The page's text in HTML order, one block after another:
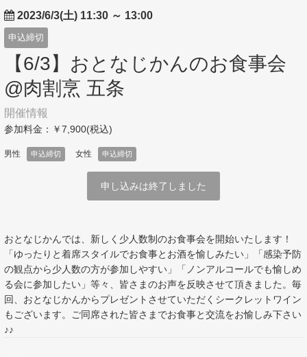
2023/6/3(土) 11:30 ～ 13:00
申込締切
【6/3】おとなじかんのお食事会
@肉割烹 五条
開催情報
参加料金：￥7,900(税込)
男性 申込締切 女性 申込締切
申し込みは終了しました
おとなじかんでは、新しく少人数制のお食事会を開始いたします！
「ゆったりと着席スタイルでお食事とお酒を愉しみたい」「感染予防
の観点から少人数の方が参加しやすい」「ノンアルコールでも愉しめ
る会に参加したい」等々、皆さまのお声を反映させて頂きました。毎
回、おとなじかんからプレゼントさせていただくシークレットワイン
もございます。ご同席された皆さまでお食事と交流をお愉しみ下さい
♪♪